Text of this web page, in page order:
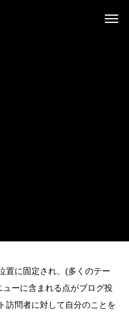
置に固定され、(多くのテー
ーに含まれる点がブログ投
訪問者に対して自分のことを